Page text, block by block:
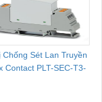
Chống Sét Lan Truyền
Contact PLT-SEC-T3-